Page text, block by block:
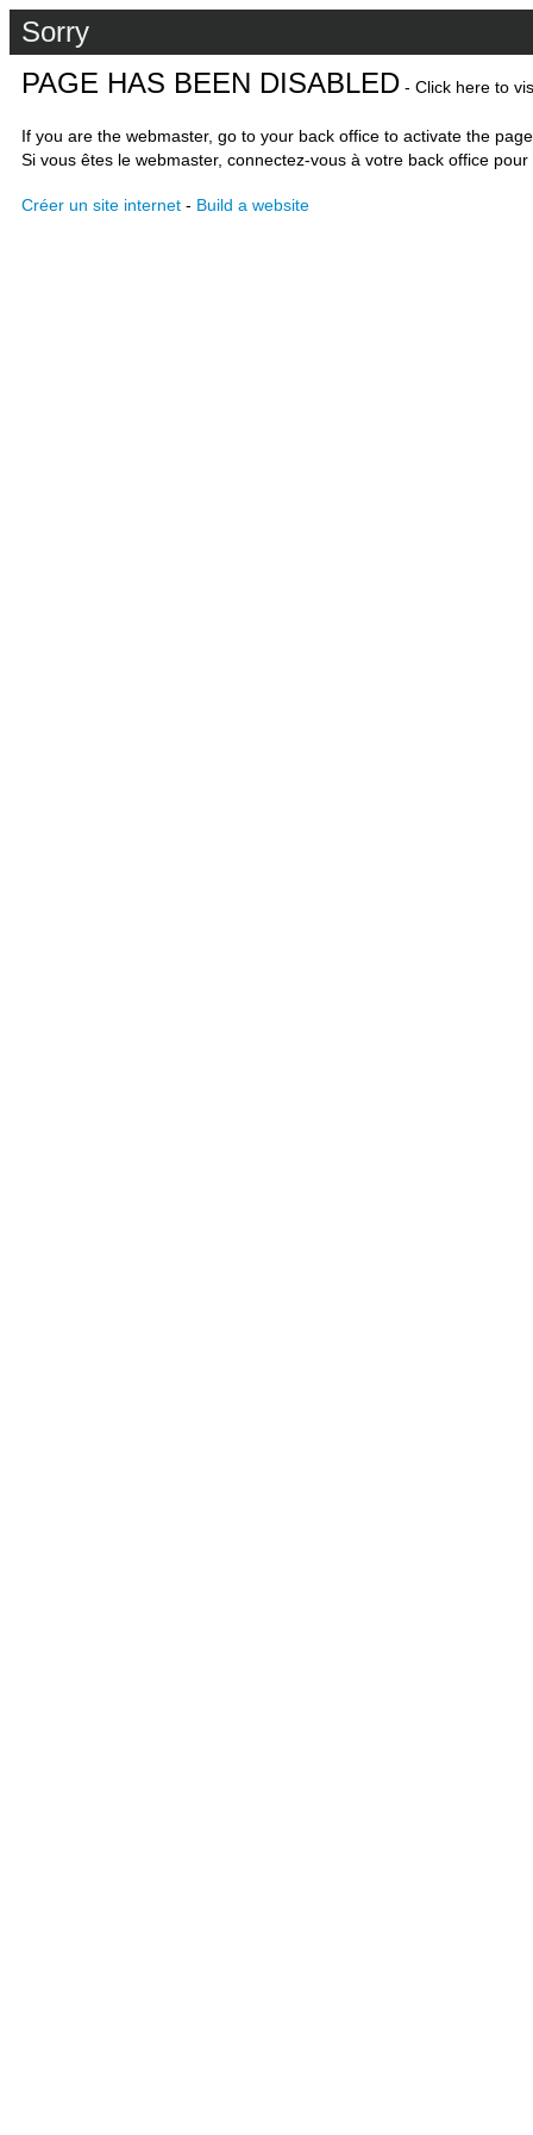
Sorry
PAGE HAS BEEN DISABLED - Click here to
If you are the webmaster, go to your back office to activate the
Si vous êtes le webmaster, connectez-vous à votre back office
Créer un site internet - Build a website